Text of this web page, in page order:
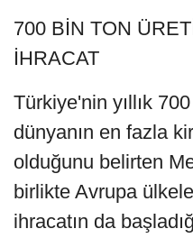
700 BİN TON
İHRACAT
Türkiye'nin yıllık
dünyanın en fazla
olduğunu belirten
birlikte Avrupa
ihracatın da